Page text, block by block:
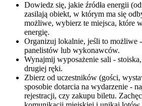
Dowiedz się, jakie źródła energii
zasilają obiekt, w którym ma się
możliwe, wybierz te miejsca, które
energię.
Organizuj lokalnie, jeśli to możliwe
panelistów lub wykonawców.
Wynajmij wyposażenie sali -
drugiej ręki.
Zbierz od uczestników (gości,
sposobie dotarcia na wydarzenie -
rejestracji, czy zakupu biletu.